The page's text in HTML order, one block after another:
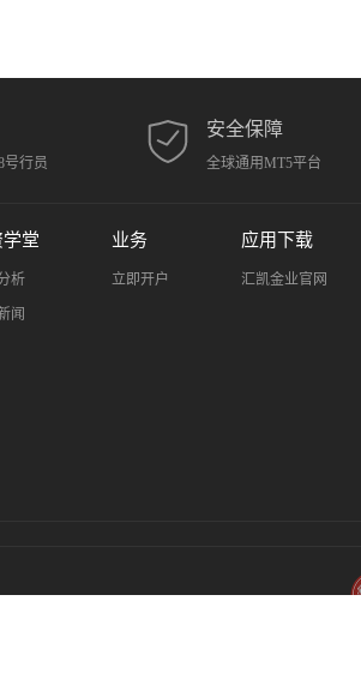
号行员
安全保障
全球通用MT5平台
堂
析
闻
业务
立即开户
应用下载
汇凯金业官网